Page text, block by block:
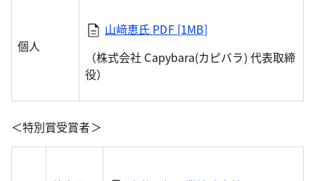
個人
山﨑恵氏 PDF [1MB]
（株式会社 Capybara(カピバラ) 代表取締
役）
＜特別賞受賞者＞